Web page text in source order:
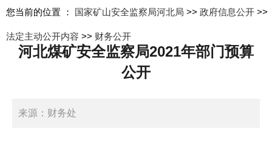
您当前的位置 ： 国家矿山安全监察局河北局 >> 政府信息公开 >>
法定主动公开内容 >> 财务公开
河北煤矿安全监察局2021年部门预算
公开
来源：财务处